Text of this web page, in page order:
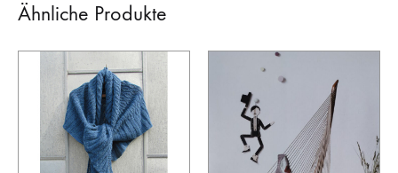
Ähnliche Produkte